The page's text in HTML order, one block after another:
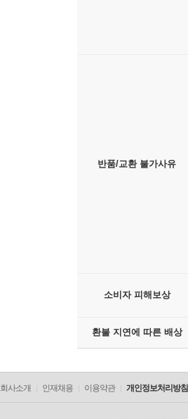
반품/교환 불가사유
소비자 피해보상
환불 지연에 따른 배상
회사소개 인재채용 이용약관 개인정보처리방침